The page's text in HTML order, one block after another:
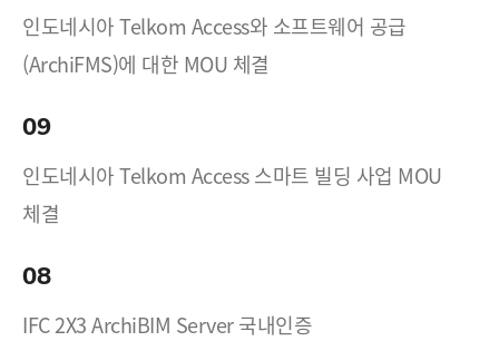
인도네시아 Telkom Access와 소프트웨어 공급
(ArchiFMS)에 대한 MOU 체결
09
인도네시아 Telkom Access 스마트 빌딩 사업 MOU
체결
08
IFC 2X3 ArchiBIM Server 국내인증